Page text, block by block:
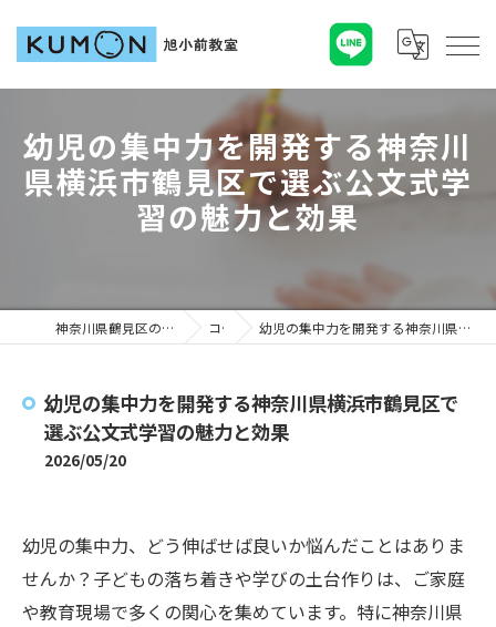
幼児の集中力を開発する神奈川
県横浜市鶴見区で選ぶ公文式学
習の魅力と効果
神奈川県鶴見区の塾ならKUMON旭小前教室 コラム 幼児の集中力を開発する神奈川県横浜市鶴見区で選ぶ公文式学習の魅力と効果
幼児の集中力を開発する神奈川県横浜市鶴見区で
選ぶ公文式学習の魅力と効果
2026/05/20
幼児の集中力、どう伸ばせば良いか悩んだことはありま
せんか？子どもの落ち着きや学びの土台作りは、ご家庭
や教育現場で多くの関心を集めています。特に神奈川県